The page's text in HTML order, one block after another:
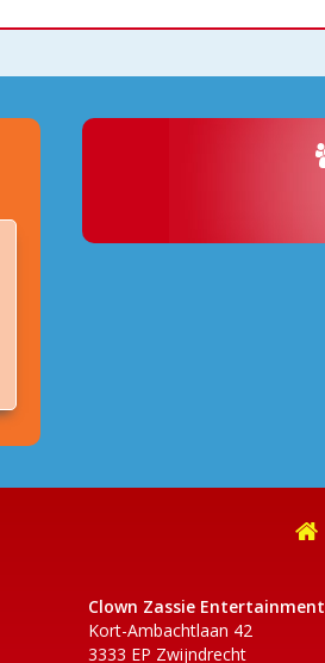
Clown Zassie Entertainment
Kort-Ambachtlaan 42
3333 EP Zwijndrecht